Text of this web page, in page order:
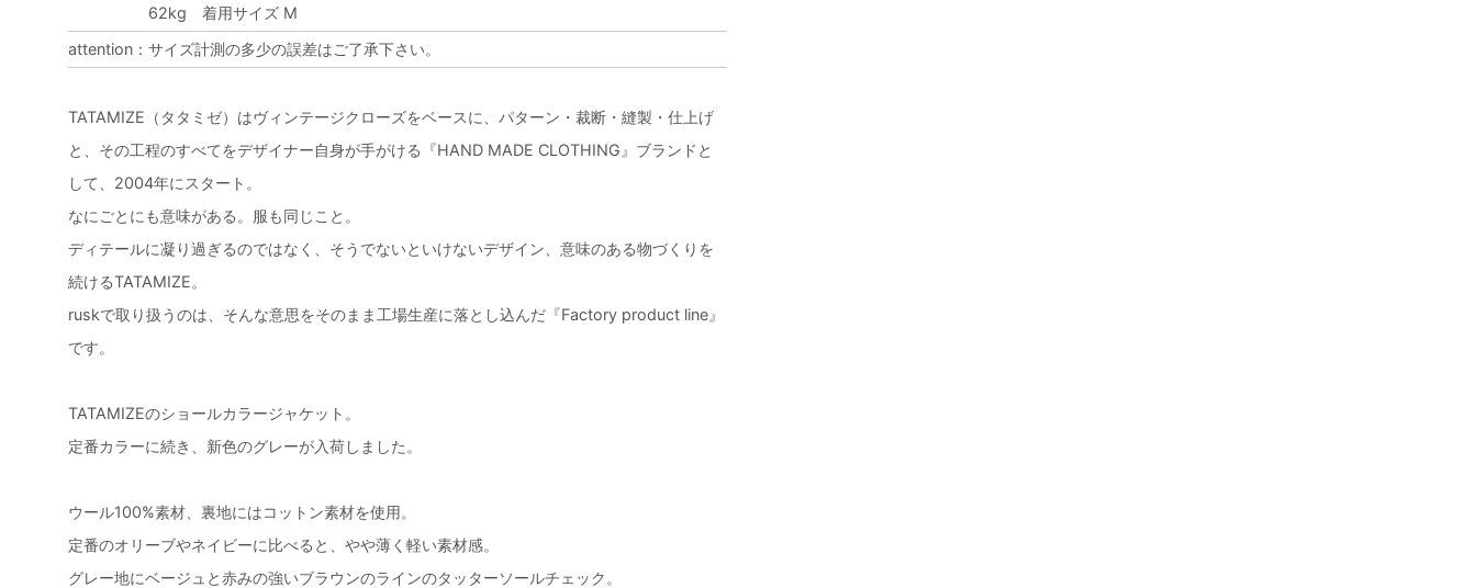
62kg 着用サイズ M
attention ： サイズ計測の多少の誤差はご了承下さい。
TATAMIZE（タタミゼ）はヴィンテージクローズをベースに、パターン・裁断・縫製・仕上げ
と、その工程のすべてをデザイナー自身が手がける『HAND MADE CLOTHING』ブランドと
して、2004年にスタート。
なにごとにも意味がある。服も同じこと。
ディテールに凝り過ぎるのではなく、そうでないといけないデザイン、意味のある物づくりを
続けるTATAMIZE。
ruskで取り扱うのは、そんな意思をそのまま工場生産に落とし込んだ『Factory product line』
です。
TATAMIZEのショールカラージャケット。
定番カラーに続き、新色のグレーが入荷しました。
ウール100%素材、裏地にはコットン素材を使用。
定番のオリーブやネイビーに比べると、やや薄く軽い素材感。
グレー地にベージュと赤みの強いブラウンのラインのタッターソールチェック。